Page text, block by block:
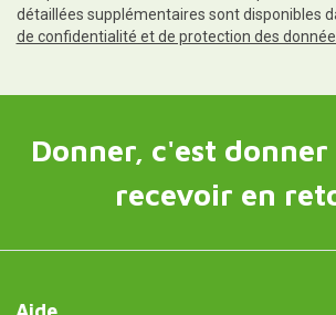
détaillées supplémentaires sont disponibles
de confidentialité et de protection des
Donner, c'est donner
recevoir en